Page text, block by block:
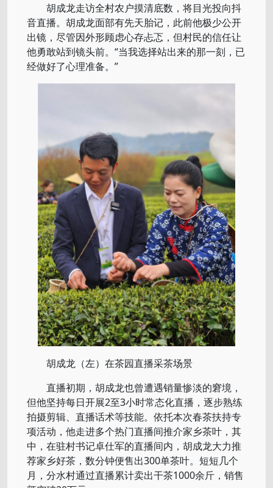
胡成龙走访全村农户摸清底数，将目光投向抖
音直播。胡成龙面部有先天胎记，此前他极少公开
出镜，尽管因外形顾虑心存忐忑，但村民的信任让
他勇敢站到镜头前。“当我选择站出来的那一刻，已
经做好了心理准备。”
胡成龙（左）在茶园直播采茶场景
直播初期，胡成龙也曾遭遇销量惨淡的窘境，
但他坚持每日开展2至3小时常态化直播，逐步熟练
拍摄剪辑、直播话术等技能。依托本次春茶扶持专
项活动，他走进多个热门直播间推介家乡茶叶，其
中，在驻村书记卓仕军的直播间内，胡成龙大力推
荐家乡好茶，数分钟便售出300单茶叶。短短几个
月，分水村通过直播累计卖出干茶1000余斤，销售